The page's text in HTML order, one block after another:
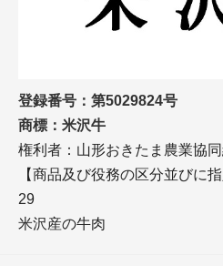
登録番号：第5029824号
商標：米沢牛
権利者：山形おきたま農業協
【商品及び役務の区分並びに
29
米沢産の牛肉